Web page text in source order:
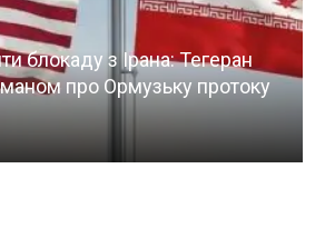
СВІТ
Показуха для диктатора: Кремль
паливну кризу на догоду Путіна —